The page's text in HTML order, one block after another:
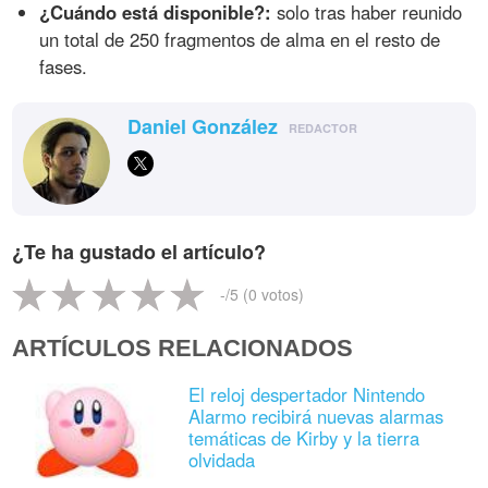
¿Cuándo está disponible?: solo tras haber reunido
un total de 250 fragmentos de alma en el resto de
fases.
Daniel González REDACTOR
¿Te ha gustado el artículo?
-/5 (0 votos)
ARTÍCULOS RELACIONADOS
El reloj despertador Nintendo
Alarmo recibirá nuevas alarmas
temáticas de Kirby y la tierra
olvidada